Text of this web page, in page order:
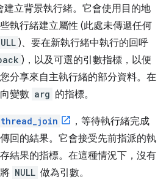
建立背景執行緒。它會使用目的地
執行緒建立屬性 (此處未傳遞任何
)、要在新執行緒中執行的回呼
)，以及可選的引數指標，以便
分享來自主執行緒的部分資料。在
變數 arg 的指標。
，等待執行緒完成
回的結果。它會接受先前指派的執
結果的指標。在這種情況下，沒有
NULL 做為引數。